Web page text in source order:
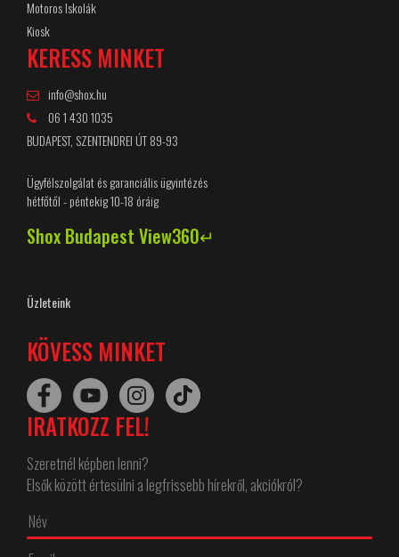
Motoros Iskolák
Kiosk
KERESS MINKET
info@shox.hu
06 1 430 1035
BUDAPEST, SZENTENDREI ÚT 89-93
Ügyfélszolgálat és garanciális ügyintézés
hétfőtől - péntekig 10-18 óráig
Shox Budapest View360↵
Üzleteink
KÖVESS MINKET
IRATKOZZ FEL!
Szeretnél képben lenni?
Elsők között értesülni a legfrissebb hírekről, akciókról?